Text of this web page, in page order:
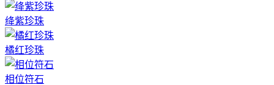
绛紫珍珠
橘红珍珠
相位符石